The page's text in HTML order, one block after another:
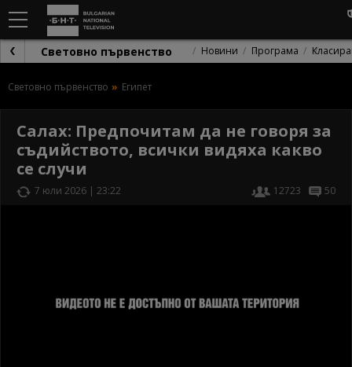
Световно първенство Новини Програма
Световно първенство Египет
Салах: Предпочитам да не говоря за
съдийството, всички видяха какво
се случи
7 юли 2026 | 23:22 12723 50